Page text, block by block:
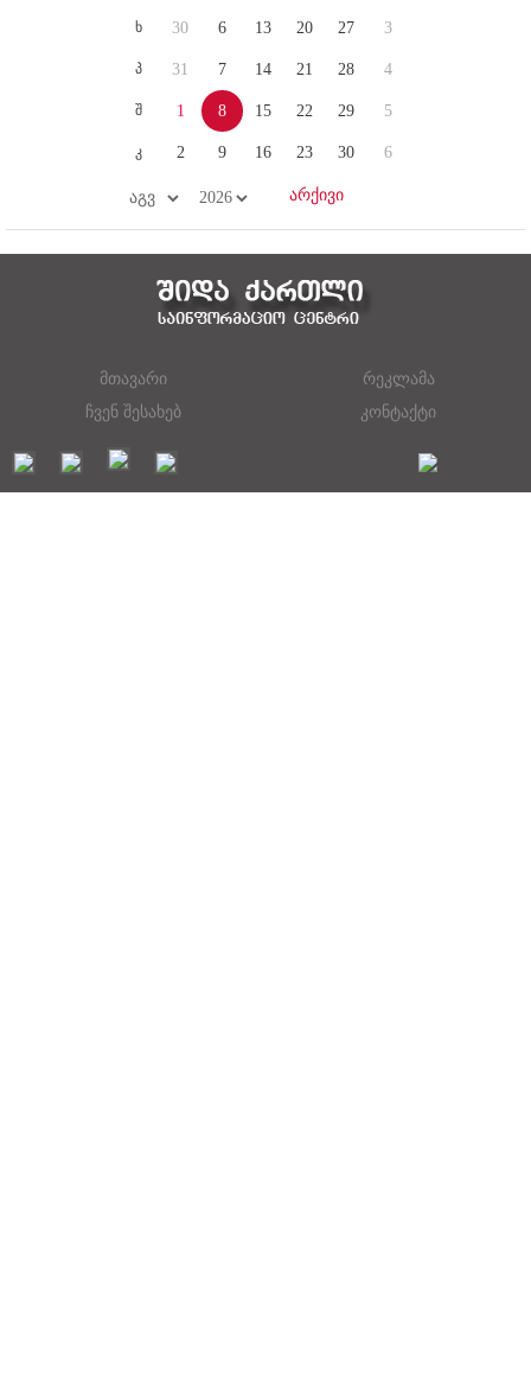
ხ
პ
შ
კ
30
31
1
2
6
7
8
9
13
14
15
16
20
21
22
23
27
28
29
30
3
4
5
6
მთავარი
რეკლამა
ჩვენ შესახებ
კონტაქტი